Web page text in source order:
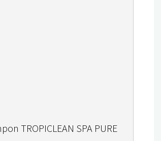
TROPICLEAN SPA PURE